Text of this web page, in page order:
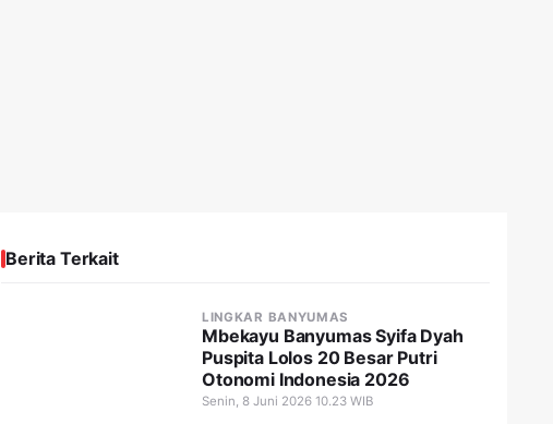
Berita Terkait
LINGKAR BANYUMAS
Mbekayu Banyumas Syifa Dyah
Puspita Lolos 20 Besar Putri
Otonomi Indonesia 2026
Senin, 8 Juni 2026 10.23 WIB